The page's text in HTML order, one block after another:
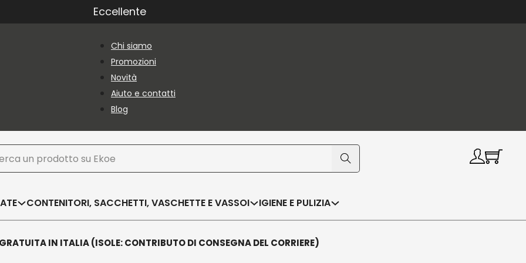
Eccellente
Chi siamo
Promozioni
Novità
Aiuto e contatti
Blog
CONTENITORI, SACCHETTI, VASCHETTE E VASSOI IGIENE E PULIZIA
IN ITALIA (ISOLE: CONTRIBUTO DI CONSEGNA DEL CORRIERE)